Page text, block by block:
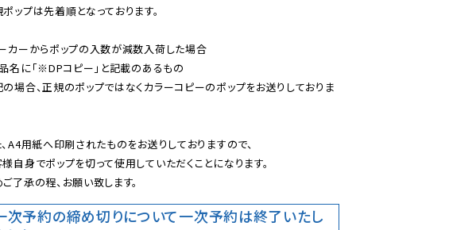
ップは先着順となっております。
ーカーからポップの入数が減数入荷した場合
品名に「※DPコピー」と記載のあるもの
場合、正規のポップではなくカラーコピーのポップをお送りしておりま
、A4用紙へ印刷されたものをお送りしておりますので、
自身でポップを切って使用していただくことになります。
了承の程、お願い致します。
次予約の締め切りについて一次予約は終了いたし